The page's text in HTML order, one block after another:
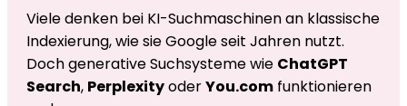
Viele denken bei KI-Suchmaschinen an klassische
Indexierung, wie sie Google seit Jahren nutzt.
Doch generative Suchsysteme wie ChatGPT
Search, PerplexityoderYou.com funktionieren